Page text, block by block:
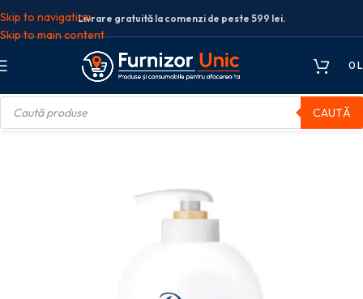
Skip to navigation
Skip to main content
Livrare gratuită la comenzi de peste 599 lei.
0
CAUTĂ
Sapun